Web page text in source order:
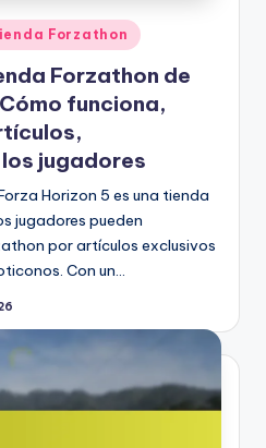
Forzathon
Forzathon de
funciona,
jugadores
Horizon 5 es una tienda
jugadores pueden
por artículos exclusivos
Con un…